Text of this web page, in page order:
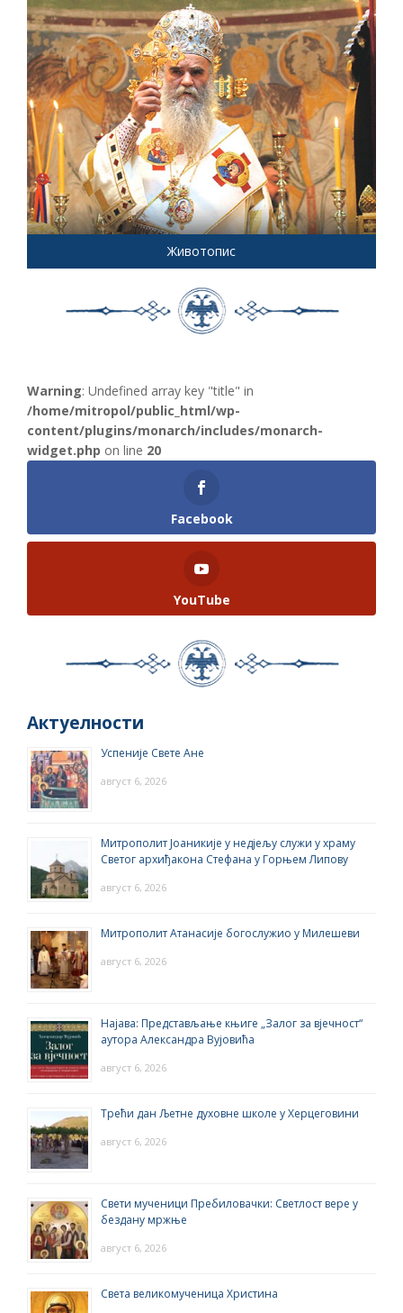
Животопис
Warning: Undefined array key "title" in
/home/mitropol/public_html/wp-
content/plugins/monarch/includes/monarch-
widget.php on line 20
Facebook
YouTube
Актуелности
Успеније Свете Ане
август 6, 2026
Митрополит Јоаникије у недјељу служи у храму
Светог архиђакона Стефана у Горњем Липову
август 6, 2026
Митрополит Атанасије богослужио у Милешеви
август 6, 2026
Најава: Представљање књиге „Залог за вјечност“
аутора Александра Вујовића
август 6, 2026
Трећи дан Љетне духовне школе у Херцеговини
август 6, 2026
Свети мученици Пребиловачки: Светлост вере у
бездану мржње
август 6, 2026
Света великомученица Христина